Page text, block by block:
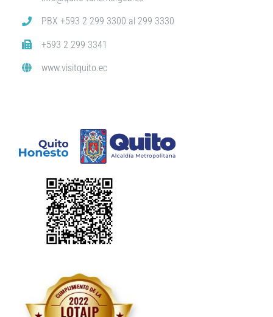
PBX +593 2 299 3300 al 299 3330
+593 2 299 3341
www.visitquito.ec